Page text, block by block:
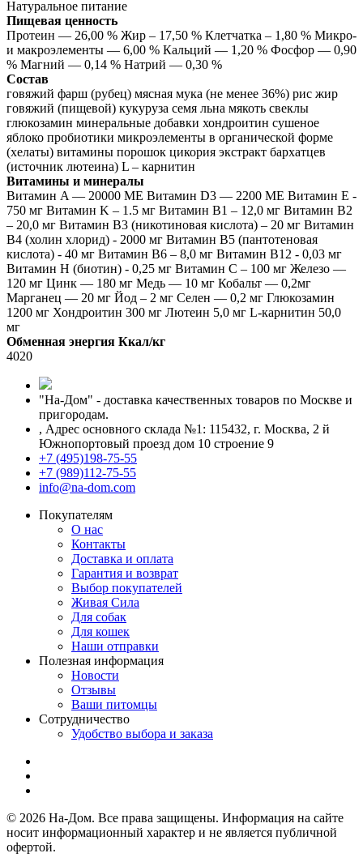
Натуральное питание
Пищевая ценность
Протеин — 26,00 % Жир – 17,50 % Клетчатка – 1,80 % Микро-
и макроэлементы — 6,00 % Кальций — 1,20 % Фосфор — 0,90
% Магний — 0,14 % Натрий — 0,30 %
Состав
говяжий фарш (рубец) мясная мука (не менее 36%) рис жир
говяжий (пищевой) кукуруза семя льна мякоть свеклы
глюкозамин минеральные добавки хондроитин сушеное
яблоко пробиотики микроэлементы в органической форме
(хелаты) витамины порошок цикория экстракт бархатцев
(источник лютеина) L – карнитин
Витамины и минералы
Витамин A — 20000 МЕ Витамин D3 — 2200 МE Витамин E -
750 мг Витамин K – 1.5 мг Витамин B1 – 12,0 мг Витамин B2
– 20,0 мг Витамин В3 (никотиновая кислота) – 20 мг Витамин
В4 (холин хлорид) - 2000 мг Витамин В5 (пантотеновая
кислота) - 40 мг Витамин B6 – 8,0 мг Витамин B12 - 0,03 мг
Витамин Н (биотин) - 0,25 мг Витамин C – 100 мг Железо —
120 мг Цинк — 180 мг Медь — 10 мг Кобальт — 0,2мг
Марганец — 20 мг Йод – 2 мг Селен — 0,2 мг Глюкозамин
1200 мг Хондроитин 300 мг Лютеин 5,0 мг L-карнитин 50,0
мг
Обменная энергия Ккал/кг
4020
"На-Дом" - доставка качественных товаров по Москве и
пригородам.
, Адрес основного склада №1: 115432, г. Москва, 2 й
Южнопортовый проезд дом 10 строение 9
+7 (495)198-75-55
+7 (989)112-75-55
info@na-dom.com
Покупателям
О нас
Контакты
Доставка и оплата
Гарантия и возврат
Выбор покупателей
Живая Сила
Для собак
Для кошек
Наши отправки
Полезная информация
Новости
Отзывы
Ваши питомцы
Сотрудничество
Удобство выбора и заказа
© 2026 На-Дом. Все права защищены. Информация на сайте
носит информационный характер и не является публичной
офертой.